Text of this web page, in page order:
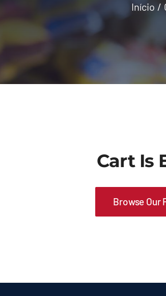
Início
Cart Is
Browse Our